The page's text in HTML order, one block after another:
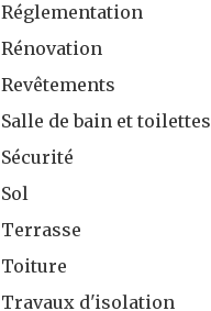
Réglementation
Rénovation
Revêtements
Salle de bain et toilettes
Sécurité
Sol
Terrasse
Toiture
Travaux d'isolation